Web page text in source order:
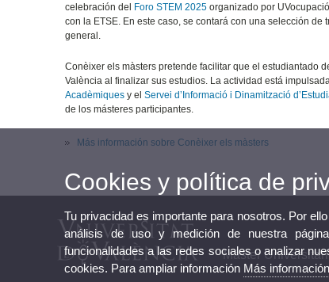
celebración del Foro STEM 2025 organizado por
con la ETSE. En este caso, se contará con una selección
general.
Conèixer els màsters pretende facilitar que el estudiantado
València al finalizar sus estudios. La actividad está
Acadèmiques y elServei d’Informació i Dinamització
de los másteres participantes.
Más información sobre Conèixer els màsters
Máster
Cookies y política de
Tu privacidad es importante para nosotros. Por
análisis de uso y medición de nuestra
funcionalidades a las redes sociales o analizar
cookies. Para ampliar información Más información